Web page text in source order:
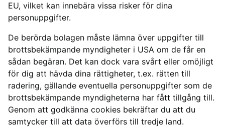
EU, vilket kan innebära vissa risker för dina
personuppgifter.
De berörda bolagen måste lämna över uppgifter till
brottsbekämpande myndigheter i USA om de får en
sådan begäran. Det kan dock vara svårt eller omöjligt
för dig att hävda dina rättigheter, t.ex. rätten till
radering, gällande eventuella personuppgifter som de
brottsbekämpande myndigheterna har fått tillgång till.
Genom att godkänna cookies bekräftar du att du
samtycker till att data överförs till tredje land.